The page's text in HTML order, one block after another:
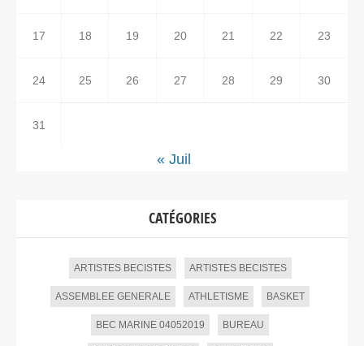
17 18 19 20 21 22 23
24 25 26 27 28 29 30
31
« Juil
CATÉGORIES
ARTISTES BECISTES ARTISTES BECISTES
ASSEMBLEE GENERALE ATHLETISME BASKET
BEC MARINE 04052019 BUREAU